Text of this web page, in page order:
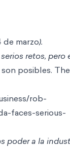
de marzo).
retos, pero
son posibles. The
rob-
faces-serious-
poder a la